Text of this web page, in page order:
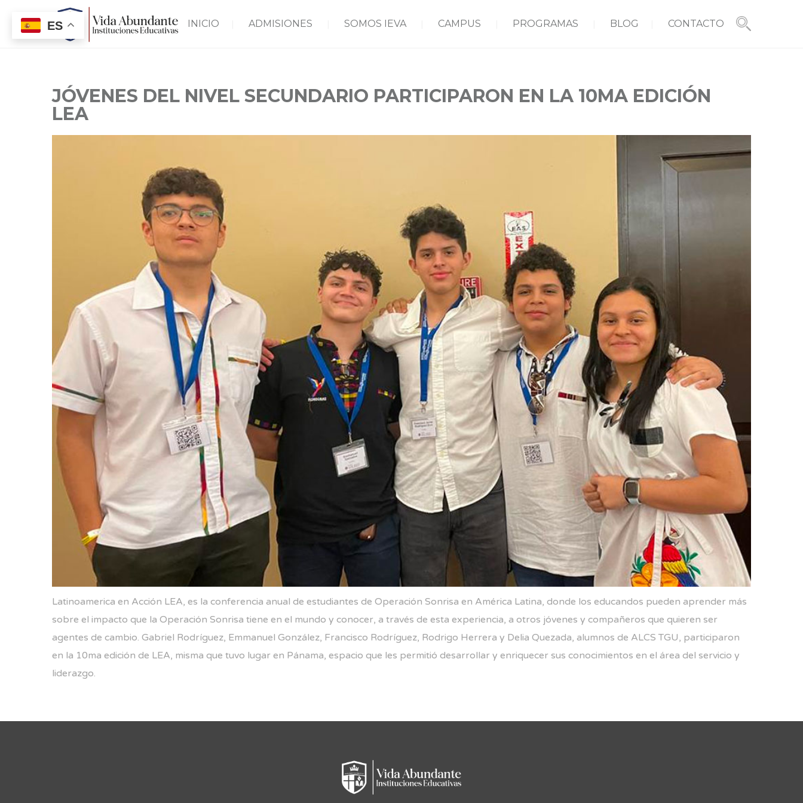
INICIO ADMISIONES SOMOS IEVA CAMPUS PROGRAMAS BLOG CONTACTO
JÓVENES DEL NIVEL SECUNDARIO PARTICIPARON EN LA 10MA EDICIÓN
LEA
Latinoamerica en Acción LEA, es la conferencia anual de estudiantes de Operación Sonrisa en América Latina, donde los educandos pueden aprender más
sobre el impacto que la Operación Sonrisa tiene en el mundo y conocer, a través de esta experiencia, a otros jóvenes y compañeros que quieren ser
agentes de cambio. Gabriel Rodríguez, Emmanuel González, Francisco Rodríguez, Rodrigo Herrera y Delia Quezada, alumnos de ALCS TGU, participaron
en la 10ma edición de LEA, misma que tuvo lugar en Pánama, espacio que les permitió desarrollar y enriquecer sus conocimientos en el área del servicio y
liderazgo.
ES